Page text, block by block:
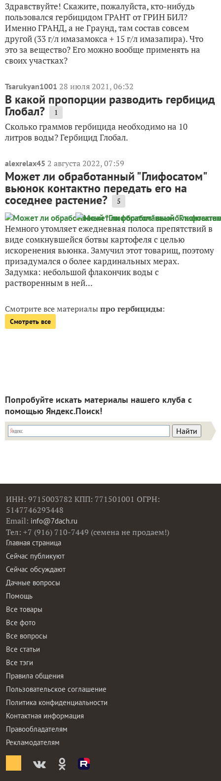
Здравствуйте! Скажите, пожалуйста, кто-нибудь
пользовался гербицидом ГРАНТ от ГРИН БИЛ?
Именно ГРАНД, а не Граунд, там состав совсем
другой (33 г/л имазамокса + 15 г/л имазапира). Что
это за вещество? Его можно вообще применять на
своих участках?
Tsarukyan1001 28 июля 2021, 06:32
В какой пропорции разводить гербицид
Глобал? 1
Сколько граммов гербицида необходимо на 10
литров воды? Гербицид Глобал.
alexrelax45 2 августа 2022, 07:59
Может ли обработанный "Глифосатом"
вьюнок контактно передать его на
соседнее растение? 5
Немного утомляет ежедневная полоса препятствий в
виде сомкнувшейся ботвы картофеля с целью
искоренения вьюнка. Замучил этот товарищ, поэтому
призадумался о более кардинальных мерах.
Задумка: небольшой флакончик воды с
растворенным в ней...
Смотрите все материалыпро гербициды:
Смотреть все
Попробуйте искать материалы нашего клуба с
помощью Яндекс.Поиск!
ИНН: 9715003782 КПП: 771501001 ОГРН:
5147746293448
Email: info@7dach.ru
Тел: +7 (916) 710-7449 (семена не продаем!)
Главная страница
Сейчас публикуют
Сейчас обсуждают
Дачные вопросы
Помощь
Все товары
Все фото
Все вопросы
Все статьи
Все тэги
Правила общения
Пользовательское соглашение
Политика конфиденциальности
Контактная информация
Правообладателям
Рекламодателям